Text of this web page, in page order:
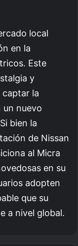
local
en la
Este
y
captar la
un nuevo
bien la
de Nissan
al Micra
en su
adopten
que su
a nivel global.